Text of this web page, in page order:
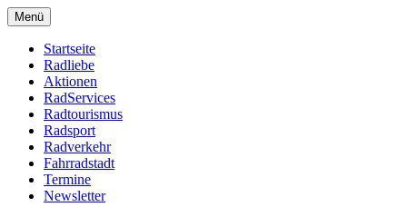
Zum
Inhalt
springen
Buchholz fährt Rad e.V.
Menü
Startseite
Radliebe
Aktionen
RadServices
Radtourismus
Radsport
Radverkehr
Fahrradstadt
Termine
Newsletter